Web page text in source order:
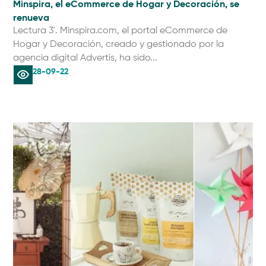
Minspira, el eCommerce de Hogar y Decoración, se
renueva
Lectura 3'. Minspira.com, el portal eCommerce de
Hogar y Decoración, creado y gestionado por la
agencia digital Advertis, ha sido...
28-09-22